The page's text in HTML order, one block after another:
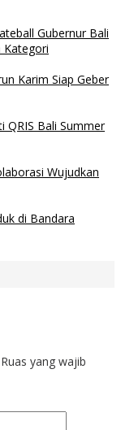
Gubernur Bali
Kategori
Karim Siap Geber
QRIS Bali Summer
Wujudkan
di Bandara
Ruas yang wajib